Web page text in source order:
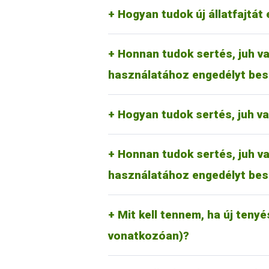
Hogyan tudok új állatfajtát
Honnan tudok sertés, juh
használatához engedélyt
Az erre vonatkozó tudnivalók
jelölőkalapács használati
Hogyan tudok sertés, juh
RA-SE Genetics Kft.
UBM Genetics Kft.
Mangalicatenyésztők Országos
Juh és kecske esetében:
Honnan tudok sertés, juh
használatához engedélyt
Az erre vonatkozó tudnivalók
jelölőkalapács használati
Mit kell tennem, ha új
vonatkozóan)?
tudnivalókat (általános
kattintva lehet elérni.